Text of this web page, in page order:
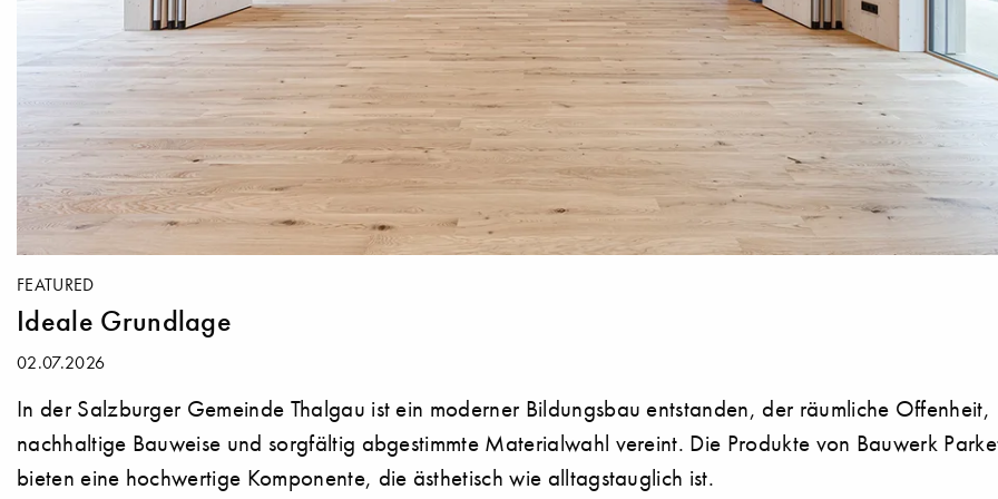
FEATURED
Ideale Grundlage
02.07.2026
In der Salzburger Gemeinde Thalgau ist ein moderner Bildungsbau entstanden, der räumliche Offenheit,
nachhaltige Bauweise und sorgfältig abgestimmte Materialwahl vereint. Die Produkte von Bauwerk
bieten eine hochwertige Komponente, die ästhetisch wie alltagstauglich ist.